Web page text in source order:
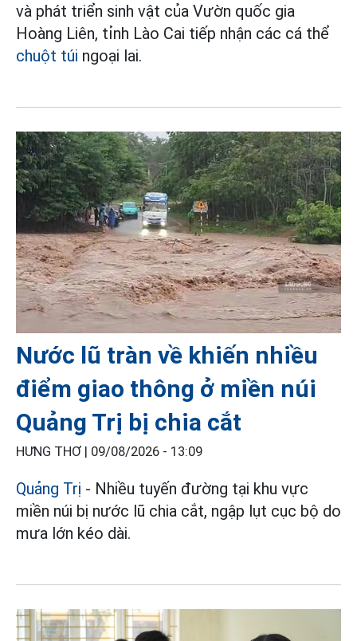
và phát triển sinh vật của Vườn quốc gia
Hoàng Liên, tỉnh Lào Cai tiếp nhận các cá thể
chuột túi ngoại lai.
Nước lũ tràn về khiến nhiều
điểm giao thông ở miền núi
Quảng Trị bị chia cắt
HƯNG THƠ | 09/08/2026 - 13:09
Quảng Trị - Nhiều tuyến đường tại khu vực
miền núi bị nước lũ chia cắt, ngập lụt cục bộ do
mưa lớn kéo dài.